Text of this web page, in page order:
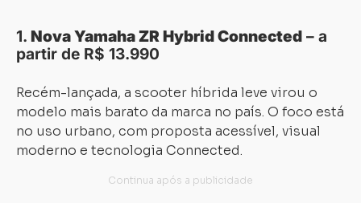
1. Nova Yamaha ZR Hybrid Connected – a
partir de R$ 13.990
Recém-lançada, a scooter híbrida leve virou o
modelo mais barato da marca no país. O foco está
no uso urbano, com proposta acessível, visual
moderno e tecnologia Connected.